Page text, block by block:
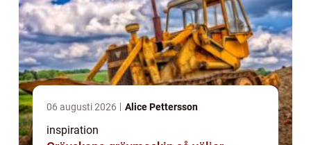
06 augusti 2026 Alice Pettersson
inspiration